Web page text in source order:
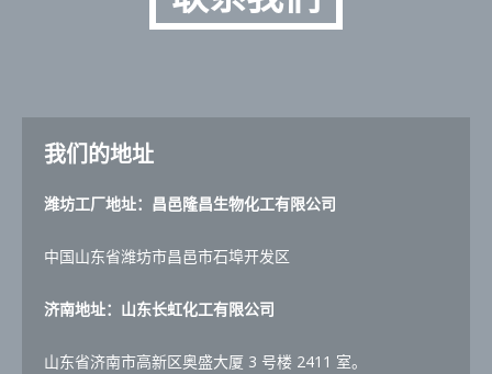
我们的地址
潍坊工厂地址：昌邑隆昌生物化工有限公司
中国山东省潍坊市昌邑市石埠开发区
济南地址：山东长虹化工有限公司
山东省济南市高新区奥盛大厦 3 号楼 2411 室。